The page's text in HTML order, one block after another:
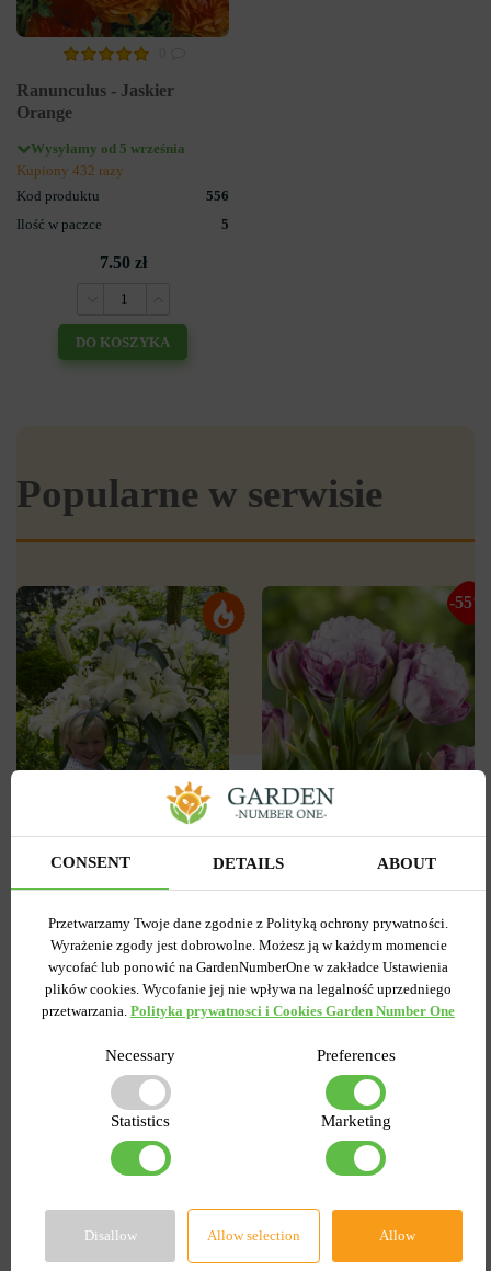
Ranunculus - Jaskier
Orange
Wysyłamy od 5 września
Kupiony 432 razy
Kod produktu
556
Ilość w paczce
5
7.50 zł
DO KOSZYKA
Popularne w serwisie
woman
Kupiony 1956 razy
Kod produktu
Ilość w paczce
1
7.58 zł
DO KOSZYKA
-55%
Tulipan
Pełny+Wielokwiatowy
Kupiony 217 razy
Kod produktu
Ilość w paczce
6.87 zł
DO KOSZYKA
CONSENT DETAILS ABOUT
Przetwarzamy Twoje dane zgodnie z Polityką ochrony prywatności.
Wyrażenie zgody jest dobrowolne. Możesz ją w każdym momencie
wycofać lub ponowić na GardenNumberOne w zakładce Ustawienia
plików cookies. Wycofanie jej nie wpływa na legalność uprzedniego
przetwarzania. Polityka prywatnosci i Cookies Garden Number One
Necessary Preferences
Statistics Marketing
Disallow Allow selection Allow